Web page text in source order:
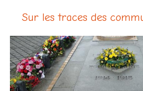
Sur les traces des